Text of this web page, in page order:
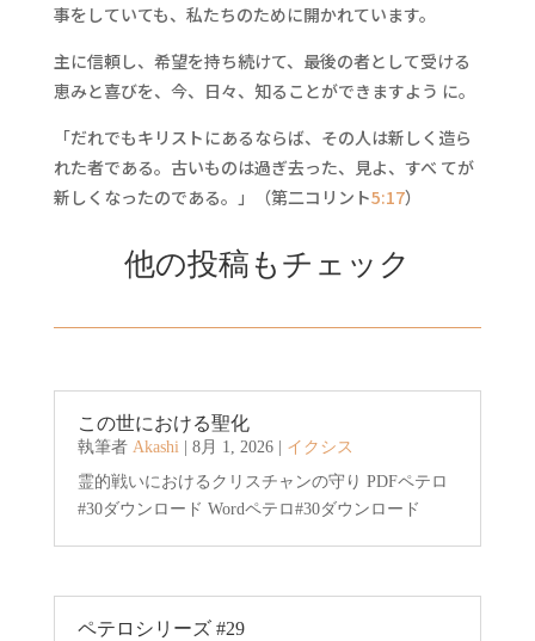
事をしていても、私たちのために開かれています。
主に信頼し、希望を持ち続けて、最後の者として受ける
恵みと喜びを、今、日々、知ることができますよう に。
「だれでもキリストにあるならば、その人は新しく造ら
れた者である。古いものは過ぎ去った、見よ、すべ てが
新しくなったのである。」（第二コリント5:17）
他の投稿もチェック
この世における聖化
執筆者 Akashi| 8月 1, 2026| イクシス
霊的戦いにおけるクリスチャンの守り PDFペテロ
#30ダウンロード Wordペテロ#30ダウンロード
ペテロシリーズ #29